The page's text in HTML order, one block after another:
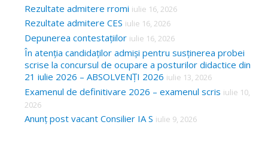
Rezultate admitere rromi iulie 16, 2026
Rezultate admitere CES iulie 16, 2026
Depunerea contestațiilor iulie 16, 2026
În atenția candidaților admiși pentru susținerea probei
scrise la concursul de ocupare a posturilor didactice din
21 iulie 2026 – ABSOLVENȚI 2026 iulie 13, 2026
Examenul de definitivare 2026 – examenul scris iulie 10,
2026
Anunț post vacant Consilier IA S iulie 9, 2026